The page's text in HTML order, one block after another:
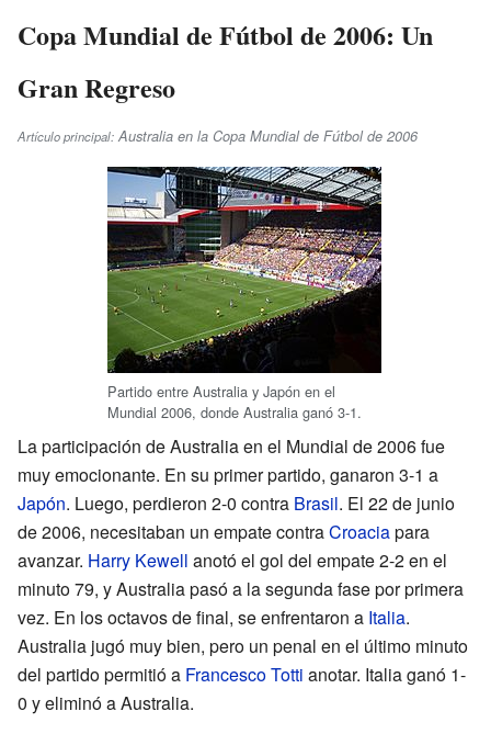
Copa Mundial de Fútbol de 2006: Un
Gran Regreso
Artículo principal: Australia en la Copa Mundial de Fútbol de 2006
Partido entre Australia y Japón en el
Mundial 2006, donde Australia ganó 3-1.
La participación de Australia en el Mundial de 2006 fue
muy emocionante. En su primer partido, ganaron 3-1 a
Japón. Luego, perdieron 2-0 contra Brasil. El 22 de junio
de 2006, necesitaban un empate contraCroaciapara
avanzar. Harry Kewell anotó el gol del empate 2-2 en el
minuto 79, y Australia pasó a la segunda fase por primera
vez. En los octavos de final, se enfrentaron a Italia.
Australia jugó muy bien, pero un penal en el último minuto
del partido permitió a Francesco Totti anotar. Italia ganó 1-
0 y eliminó a Australia.